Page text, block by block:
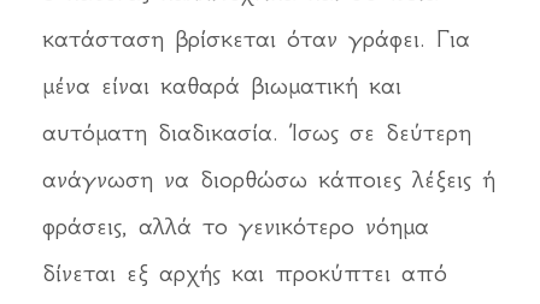
κατάσταση βρίσκεται όταν γράφει. Για
μένα είναι καθαρά βιωματική και
αυτόματη διαδικασία. Ίσως σε δεύτερη
ανάγνωση να διορθώσω κάποιες λέξεις ή
φράσεις, αλλά το γενικότερο νόημα
δίνεται εξ αρχής και προκύπτει από